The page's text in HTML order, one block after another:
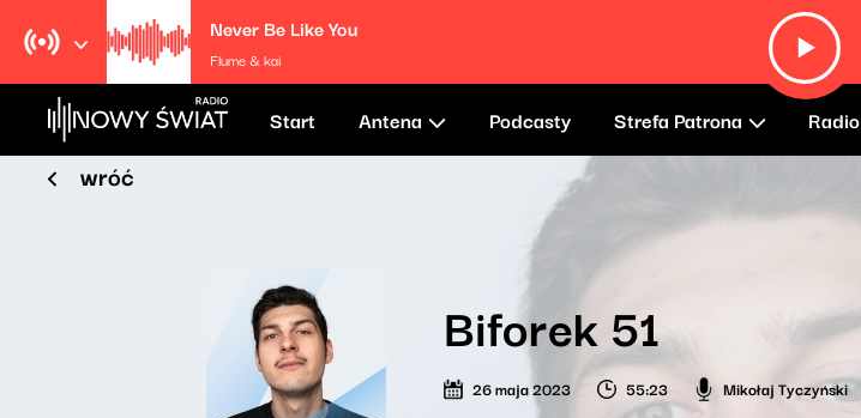
Never Be Like You
Flume & kai
Start Antena Podcasty Strefa Patrona Radio
wróć
Biforek 51
26 maja 2023 55:23 Mikołaj Tyczyński